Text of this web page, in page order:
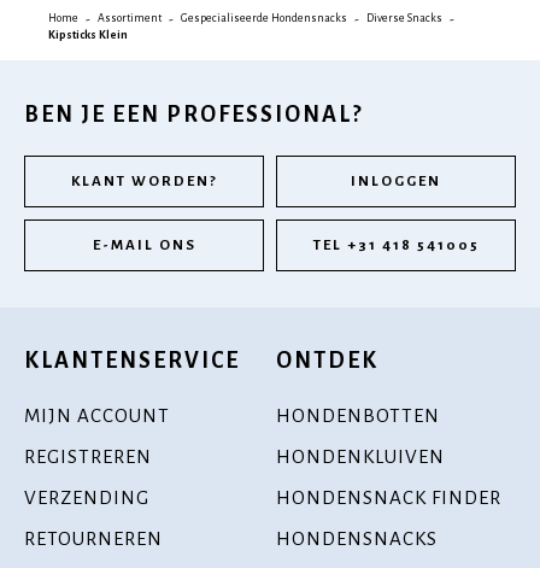
Home Assortiment Gespecialiseerde Hondensnacks
Diverse Snacks
Kipsticks Klein
BEN JE EEN PROFESSIONAL?
KLANT WORDEN? INLOGGEN
E-MAIL ONS TEL +31 418 541005
KLANTENSERVICE
MIJN ACCOUNT
REGISTREREN
VERZENDING
RETOURNEREN
ONTDEK
HONDENBOTTEN
HONDENKLUIVEN
HONDENSNACK FINDER
HONDENSNACKS